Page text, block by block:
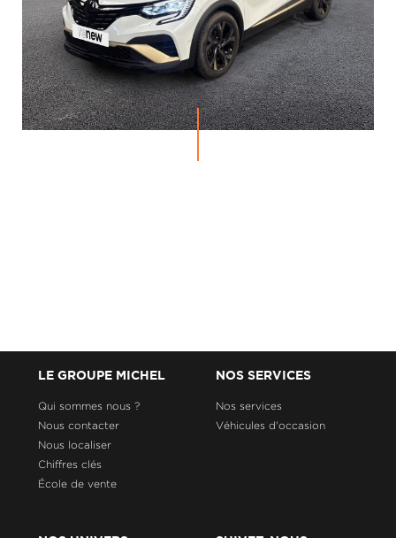
LE GROUPE MICHEL
Qui sommes nous ?
Nous contacter
Nous localiser
Chiffres clés
École de vente
NOS SERVICES
Nos services
Véhicules d'occasion